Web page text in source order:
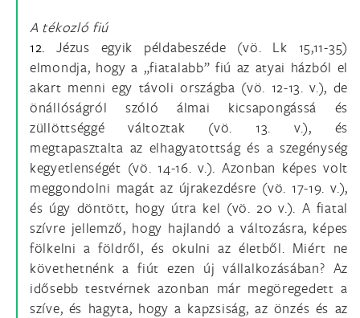
A tékozló fiú
12. Jézus egyik példabeszéde (vö. Lk 15,11-35)
elmondja, hogy a „fiatalabb” fiú az atyai házból el
akart menni egy távoli országba (vö. 12-13. v.), de
önállóságról szóló álmai kicsapongássá és
züllöttséggé változtak (vö. 13. v.), és
megtapasztalta az elhagyatottság és a szegénység
kegyetlenségét (vö. 14-16. v.). Azonban képes volt
meggondolni magát az újrakezdésre (vö. 17-19. v.),
és úgy döntött, hogy útra kel (vö. 20 v.). A fiatal
szívre jellemző, hogy hajlandó a változásra, képes
fölkelni a földről, és okulni az életből. Miért ne
követhetnénk a fiút ezen új vállalkozásában? Az
idősebb testvérnek azonban már megöregedett a
szíve, és hagyta, hogy a kapzsiság, az önzés és az